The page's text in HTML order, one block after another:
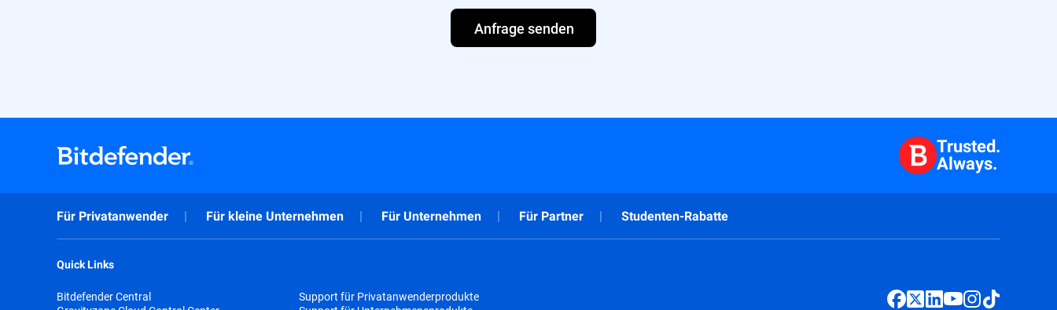
Anfrage senden
Trusted.
Always.
Für Privatanwender Für kleine Unternehmen Für Unternehmen Für Partner Studenten-Rabatte
Quick Links
Bitdefender Central
Support für Privatanwenderprodukte